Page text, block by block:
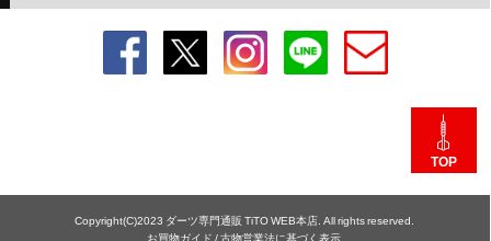
TOP
Copyright(C)2023 ダーツ専門通販 TiTO WEB本店. All rights reserved.
お買物ガイド /古物営業法に基づく表示